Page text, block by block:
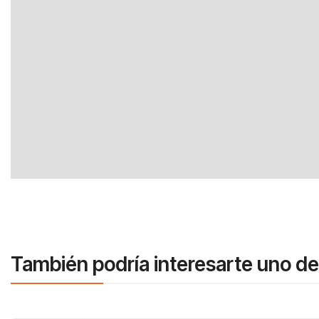
También podría interesarte uno